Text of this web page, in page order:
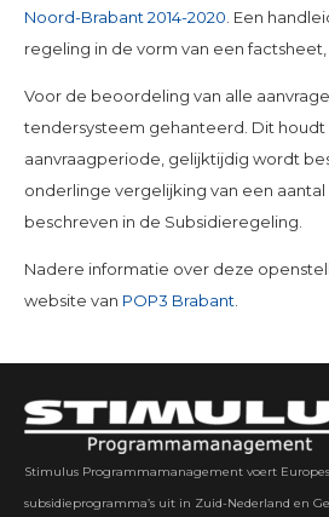
Noord-Brabant 2014-2020 . Een
regeling in de vorm van een factsheet,
Voor de beoordeling van alle
tendersysteem gehanteerd. Dit houdt
aanvraagperiode, gelijktijdig wordt
onderlinge vergelijking van een aantal
beschreven in de Subsidieregeling.
Nadere informatie over deze
website van POP3 Brabant
Stimulus Programmamanagement voert
subsidieprogramma’s uit in Zuid-Nederland en